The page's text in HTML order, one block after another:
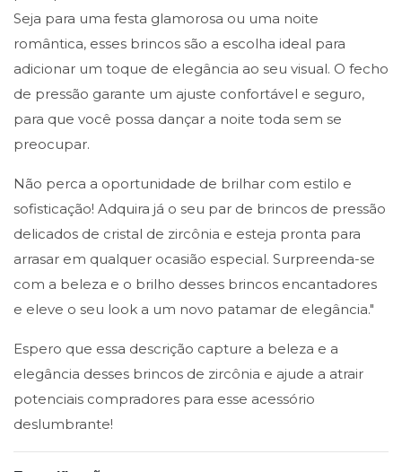
Seja para uma festa glamorosa ou uma noite
romântica, esses brincos são a escolha ideal para
adicionar um toque de elegância ao seu visual. O fecho
de pressão garante um ajuste confortável e seguro,
para que você possa dançar a noite toda sem se
preocupar.
Não perca a oportunidade de brilhar com estilo e
sofisticação! Adquira já o seu par de brincos de pressão
delicados de cristal de zircônia e esteja pronta para
arrasar em qualquer ocasião especial. Surpreenda-se
com a beleza e o brilho desses brincos encantadores
e eleve o seu look a um novo patamar de elegância."
Espero que essa descrição capture a beleza e a
elegância desses brincos de zircônia e ajude a atrair
potenciais compradores para esse acessório
deslumbrante!